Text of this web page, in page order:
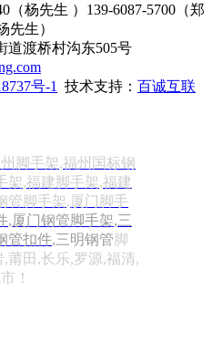
（杨先生 ）139-6087-5700（郑
先生）
道渡桥村沟东505号
号-1 技术支持： 百诚互联
脚手架,福州国标钢
架,福建脚手架,福建
管脚手架,厦门脚手
,厦门钢管脚手架,三
管扣件,三明钢管 脚
莆田,长乐,罗源,福清,
！